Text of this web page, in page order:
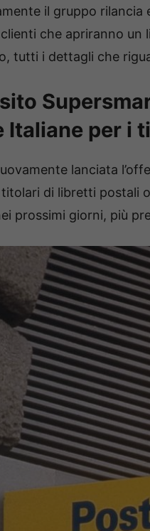
il gruppo
che apriranno un
tutti i dettagli che
Italiane per i
lanciata
di libretti postali
prossimi giorni, più